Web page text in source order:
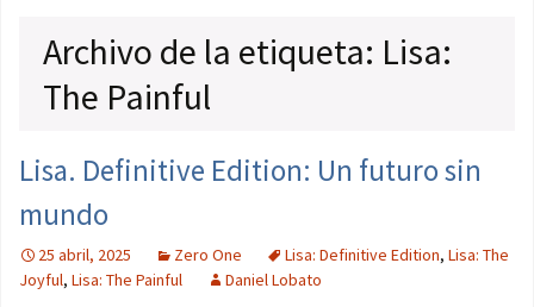
Archivo de la etiqueta: Lisa:
The Painful
Lisa. Definitive Edition: Un futuro sin
mundo
25 abril, 2025 Zero One Lisa: Definitive Edition, Lisa: The
Joyful, Lisa: The Painful Daniel Lobato